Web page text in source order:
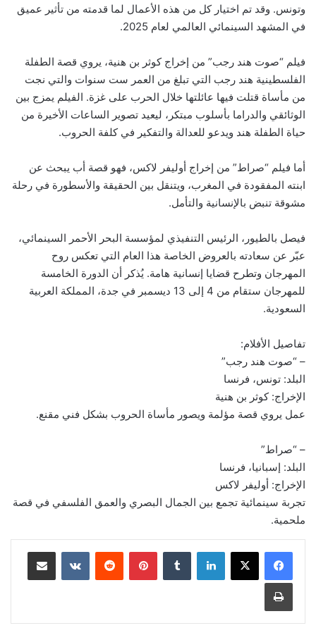
وتونس. وقد تم اختيار كل من هذه الأعمال لما قدمته من تأثير عميق
في المشهد السينمائي العالمي لعام 2025.
فيلم “صوت هند رجب” من إخراج كوثر بن هنية، يروي قصة الطفلة
الفلسطينية هند رجب التي تبلغ من العمر ست سنوات والتي نجت
من مأساة قتلت فيها عائلتها خلال الحرب على غزة. الفيلم يمزج بين
الوثائقي والدراما بأسلوب مبتكر، ليعيد تصوير الساعات الأخيرة من
حياة الطفلة هند ويدعو للعدالة والتفكير في كلفة الحروب.
أما فيلم “صراط” من إخراج أوليفر لاكس، فهو قصة أب يبحث عن
ابنته المفقودة في المغرب، ويتنقل بين الحقيقة والأسطورة في رحلة
مشوقة تنبض بالإنسانية والتأمل.
فيصل بالطيور، الرئيس التنفيذي لمؤسسة البحر الأحمر السينمائي،
عبّر عن سعادته بالعروض الخاصة هذا العام التي تعكس روح
المهرجان وتطرح قضايا إنسانية هامة. يُذكر أن الدورة الخامسة
للمهرجان ستقام من 4 إلى 13 ديسمبر في جدة، المملكة العربية
السعودية.
تفاصيل الأفلام:
– “صوت هند رجب”
البلد: تونس، فرنسا
الإخراج: كوثر بن هنية
عمل يروي قصة مؤلمة ويصور مأساة الحروب بشكل فني مقنع.
– “صراط”
البلد: إسبانيا، فرنسا
الإخراج: أوليفر لاكس
تجربة سينمائية تجمع بين الجمال البصري والعمق الفلسفي في قصة
ملحمية.
لينكدإن بينتيريست